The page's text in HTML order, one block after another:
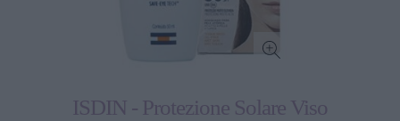
ISDIN - Protezione Solare Viso